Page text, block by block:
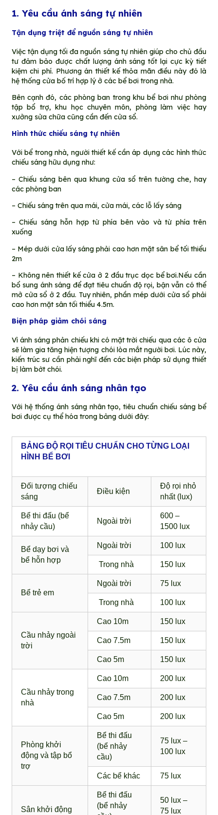
1. Yêu cầu ánh sáng tự nhiên
Tận dụng triệt để nguồn sáng tự nhiên
Việc tận dụng tối đa nguồn sáng tự nhiên giúp cho chủ đầu
tư đảm bảo được chất lượng ánh sáng tốt lại cực kỳ tiết
kiệm chi phí. Phương án thiết kế thỏa mãn điều này đó là
hệ thống cửa bố trí hợp lý ở các bể bơi trong nhà.
Bên cạnh đó, các phòng ban trong khu bể bơi như phòng
tập bổ trợ, khu học chuyên môn, phòng làm việc hay
xưởng sửa chữa cũng cần đến cửa sổ.
Hình thức chiếu sáng tự nhiên
Với bể trong nhà, người thiết kế cần áp dụng các hình thức
chiếu sáng hữu dụng như:
– Chiếu sáng bên qua khung cửa sổ trên tường che, hay
các phòng ban
– Chiếu sáng trên qua mái, cửa mái, các lỗ lấy sáng
– Chiếu sáng hỗn hợp từ phía bên vào và từ phía trên
xuống
– Mép dưới cửa lấy sáng phải cao hơn mặt sân bể tối thiểu
2m
– Không nên thiết kế cửa ở 2 đầu trục dọc bể bơi.Nếu cần
bổ sung ánh sáng để đạt tiêu chuẩn độ rọi, bận vẫn có thể
mở cửa sổ ở 2 đầu. Tuy nhiên, phần mép dưới cửa sổ phải
cao hơn mặt sân tối thiểu 4.5m.
Biện pháp giảm chói sáng
Vì ánh sáng phản chiếu khi có mặt trời chiếu qua các ô cửa
sẽ làm gia tăng hiện tượng chói lòa mắt người bơi. Lúc này,
kiến trúc sư cần phải nghĩ đến các biện pháp sử dụng thiết
bị làm bớt chói.
2. Yêu cầu ánh sáng nhân tạo
Với hệ thống ánh sáng nhân tạo, tiêu chuẩn chiếu sáng bể
bơi được cụ thể hóa trong bảng dưới đây:
BẢNG ĐỘ RỌI TIÊU CHUẨN CHO TỪNG LOẠI
HÌNH BỂ BƠI
Đối tượng chiếu
sáng
Điều kiện
Độ rọi nhỏ
nhất (lux)
Bể thi đấu (bể
nhảy cầu)
Ngoài trời
600 –
1500 lux
Bể dạy bơi và
bể hỗn hợp
Ngoài trời 100 lux
Trong nhà 150 lux
Bể trẻ em
Ngoài trời 75 lux
Trong nhà 100 lux
Cầu nhảy ngoài
trời
Cao 10m 150 lux
Cao 7.5m 150 lux
Cao 5m 150 lux
Cầu nhảy trong
nhà
Cao 10m 200 lux
Cao 7.5m 200 lux
Cao 5m 200 lux
Phòng khởi
động và tập bổ
trợ
Bể thi đấu
(bể nhảy
cầu)
75 lux –
100 lux
Các bể khác 75 lux
Sân khởi động
Bể thi đấu
(bể nhảy
50 lux –
75 lux